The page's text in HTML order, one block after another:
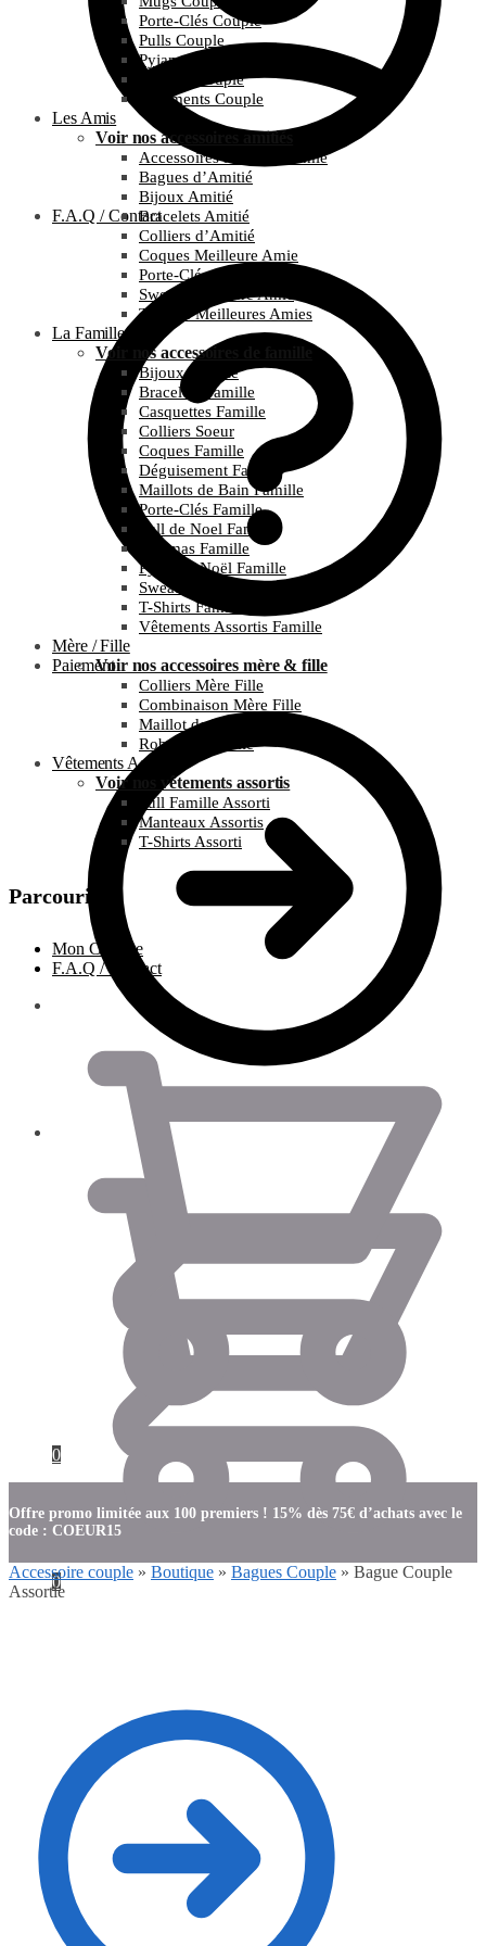
F.A.Q / Contact
Paiement
0
Porte-Clés Couple
Pulls Couple
Pyjamas Couple
T-Shirts Couple
Vêtements Couple
Les Amis
Voir nos accessoires amitiés
Accessoires Meilleure Amie
Bagues d’Amitié
Bijoux Amitié
Bracelets Amitié
Colliers d’Amitié
Coques Meilleure Amie
Porte-Clés Amitié
Sweats Meilleure Amie
T-Shirts Meilleures Amies
La Famille
Voir nos accessoires de famille
Bijoux Famille
Bracelets Famille
Casquettes Famille
Colliers Soeur
Coques Famille
Déguisement Famille
Maillots de Bain Famille
Porte-Clés Famille
Pull de Noel Famille
Pyjamas Famille
Pyjamas Noël Famille
Sweats Famille
T-Shirts Famille
Vêtements Assortis Famille
Mère / Fille
Voir nos accessoires mère & fille
Colliers Mère Fille
Combinaison Mère Fille
Maillot de bain Mère Fille
Robes Mère Fille
Vêtements Assortis
Voir nos vêtements assortis
Pull Famille Assorti
Manteaux Assortis
T-Shirts Assorti
Parcourir
Mon Compte
F.A.Q / Contact
0
Offre promo limitée aux 100 premiers ! 15% dès 75€ d’achats avec le
code : COEUR15
Accessoire couple » Boutique » Bagues Couple » Bague Couple
Assortie